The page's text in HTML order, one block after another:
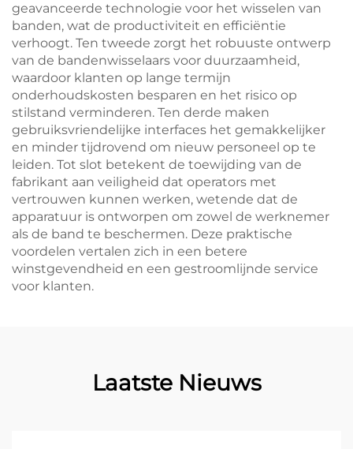
geavanceerde technologie voor het wisselen van
banden, wat de productiviteit en efficiëntie
verhoogt. Ten tweede zorgt het robuuste ontwerp
van de bandenwisselaars voor duurzaamheid,
waardoor klanten op lange termijn
onderhoudskosten besparen en het risico op
stilstand verminderen. Ten derde maken
gebruiksvriendelijke interfaces het gemakkelijker
en minder tijdrovend om nieuw personeel op te
leiden. Tot slot betekent de toewijding van de
fabrikant aan veiligheid dat operators met
vertrouwen kunnen werken, wetende dat de
apparatuur is ontworpen om zowel de werknemer
als de band te beschermen. Deze praktische
voordelen vertalen zich in een betere
winstgevendheid en een gestroomlijnde service
voor klanten.
Laatste Nieuws